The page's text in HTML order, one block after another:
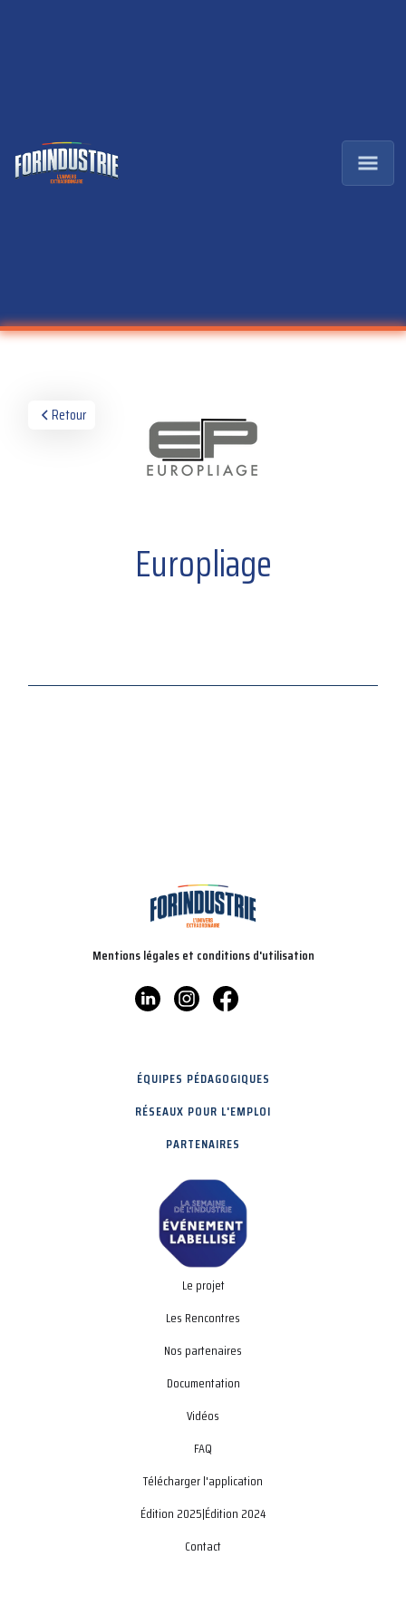
Retour
Europliage
Mentions légales et conditions d'utilisation
ÉQUIPES PÉDAGOGIQUES
RÉSEAUX POUR L'EMPLOI
PARTENAIRES
Le projet
Les Rencontres
Nos partenaires
Documentation
Vidéos
FAQ
Télécharger l'application
Édition 2025|Édition 2024
Contact